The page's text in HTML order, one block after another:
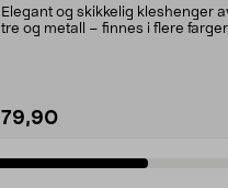
Elegant og skikkelig kleshenger
tre og metall – finnes i flere
79,90